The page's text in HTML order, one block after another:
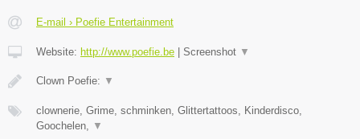
E-mail › Poefie Entertainment
Website: http://www.poefie.be Screenshot ▼
Clown Poefie: ▼
clownerie, Grime, schminken, Glittertattoos, Kinderdisco,
Goochelen, ▼